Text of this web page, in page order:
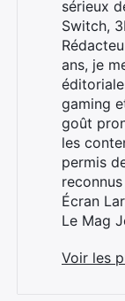
sérieux
Switch,
ans, je
gaming
goût
les
permis
Écran
Le Mag
Voir les
: